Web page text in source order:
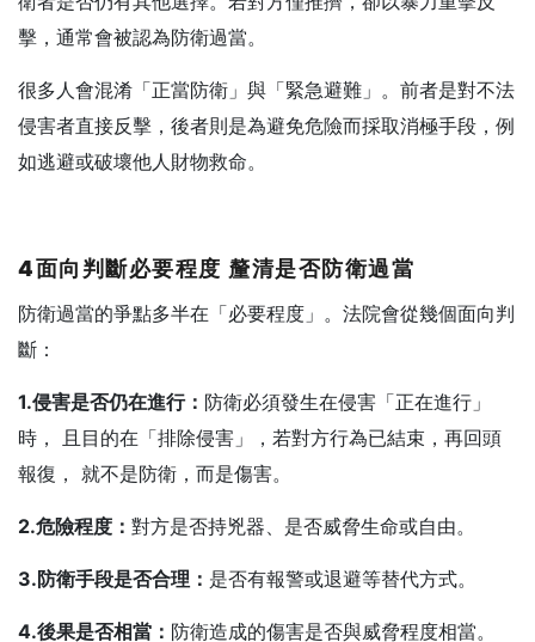
擊，通常會被認為防衛過當。
很多人會混淆「正當防衛」與「緊急避難」。前者是對不法
侵害者直接反擊，後者則是為避免危險而採取消極手段，例
如逃避或破壞他人財物救命。
4面向判斷必要程度 釐清是否防衛過當
防衛過當的爭點多半在「必要程度」。法院會從幾個面向判
斷：
1.侵害是否仍在進行： 防衛必須發生在侵害「正在進行」
時， 且目的在「排除侵害」，若對方行為已結束，再回頭
報復， 就不是防衛，而是傷害。
2.危險程度： 對方是否持兇器、是否威脅生命或自由。
3.防衛手段是否合理： 是否有報警或退避等替代方式。
4.後果是否相當： 防衛造成的傷害是否與威脅程度相當。